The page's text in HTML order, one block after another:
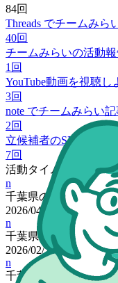
84回
Threads でチームみ
40回
チームみらいの活動
1回
YouTube動画を視聴し
3回
note でチームみらい
2回
立候補者のSNSをフォ
7回
活動タイムライン
n
千葉県のnoupionさん
2026/04/28 00:33
n
千葉県 の noupionさん
2026/02/25 19:04
n
千葉県
noupionさん